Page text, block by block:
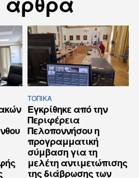
ΤΟΠΙΚΑ
Εγκρίθηκε από την
Περιφέρεια
Πελοποννήσου η
προγραμματική
σύμβαση για τη
μελέτη αντιμετώπισης
της διάβρωσης των